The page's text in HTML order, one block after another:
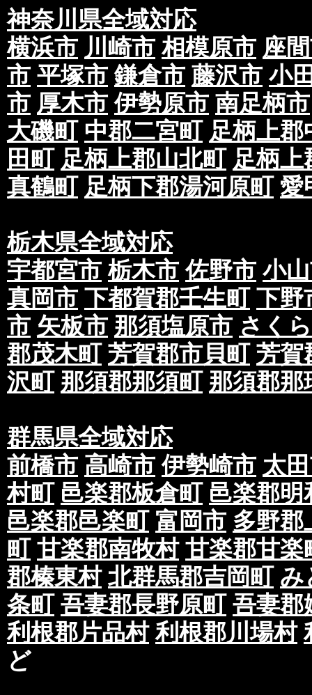
神奈川県全域対応
横浜市 川崎市 相模原市 座
市 平塚市 鎌倉市 藤沢市 小
市 厚木市 伊勢原市 南足柄市
大磯町 中郡二宮町 足柄上郡
田町 足柄上郡山北町 足柄上
真鶴町 足柄下郡湯河原町 愛
栃木県全域対応
宇都宮市 栃木市 佐野市 小
真岡市 下都賀郡壬生町 下野
市 矢板市 那須塩原市 さく
郡茂木町 芳賀郡市貝町 芳賀
沢町 那須郡那須町 那須郡那
群馬県全域対応
前橋市 高崎市 伊勢崎市 太
村町 邑楽郡板倉町 邑楽郡明
邑楽郡邑楽町 富岡市 多野郡
町 甘楽郡南牧村 甘楽郡甘楽
郡榛東村 北群馬郡吉岡町 み
条町 吾妻郡長野原町 吾妻郡
利根郡片品村 利根郡川場村
ど